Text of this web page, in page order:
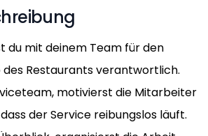
du mit deinem Team für den
Restaurants verantwortlich.
motivierst die Mitarbeiter
der Service reibungslos läuft.